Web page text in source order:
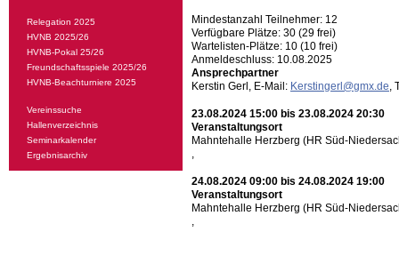
Relegation 2025
HVNB 2025/26
HVNB-Pokal 25/26
Freundschaftsspiele 2025/26
HVNB-Beachturniere 2025
Vereinssuche
Hallenverzeichnis
Seminarkalender
Ergebnisarchiv
Mindestanzahl Teilnehmer: 12
Verfügbare Plätze: 30 (29 frei)
Wartelisten-Plätze: 10 (10 frei)
Anmeldeschluss: 10.08.2025
Ansprechpartner
Kerstin Gerl, E-Mail: Kerstingerl@gmx.de,
23.08.2024 15:00 bis 23.08.2024 20:30
Veranstaltungsort
Mahntehalle Herzberg (HR Süd-
,
24.08.2024 09:00 bis 24.08.2024 19:00
Veranstaltungsort
Mahntehalle Herzberg (HR Süd-
,